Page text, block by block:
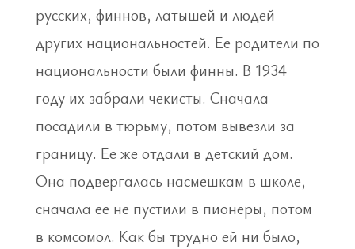
русских, финнов, латышей и людей
других национальностей. Ее родители по
национальности были финны. В 1934
году их забрали чекисты. Сначала
посадили в тюрьму, потом вывезли за
границу. Ее же отдали в детский дом.
Она подвергалась насмешкам в школе,
сначала ее не пустили в пионеры, потом
в комсомол. Как бы трудно ей ни было,